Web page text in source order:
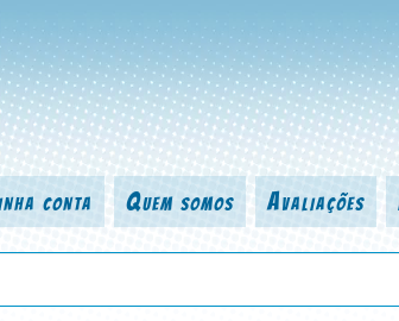
conta Quem somos Avaliações
revista, personagem, série, escritor, desenhista,